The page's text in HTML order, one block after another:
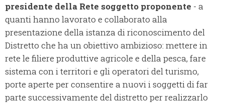
presidente della Rete soggetto proponente - a
quanti hanno lavorato e collaborato alla
presentazione della istanza di riconoscimento del
Distretto che ha un obiettivo ambizioso: mettere in
rete le filiere produttive agricole e della pesca, fare
sistema con i territori e gli operatori del turismo,
porte aperte per consentire a nuovi i soggetti di far
parte successivamente del distretto per realizzarlo